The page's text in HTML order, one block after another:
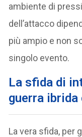
ambiente di
dell’attacco
più ampio e non
singolo evento.
La sfida di
guerra ibrida
La vera sfida, per